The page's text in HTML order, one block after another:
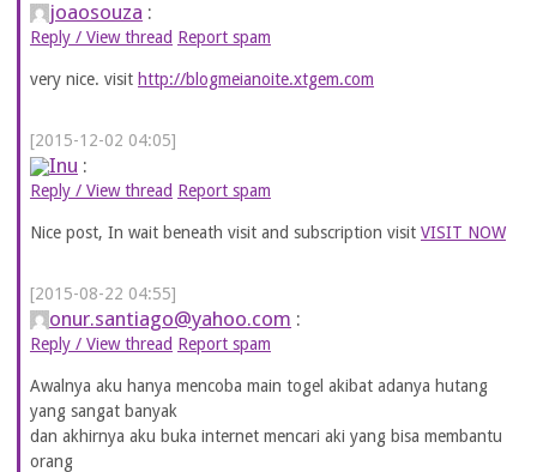
joaosouza :
Reply / View thread Report spam
very nice. visit http://blogmeianoite.xtgem.com
[2015-12-02 04:05]
Inu :
Reply / View thread Report spam
Nice post, In wait beneath visit and subscription visit VISIT NOW
[2015-08-22 04:55]
onur.santiago@yahoo.com :
Reply / View thread Report spam
Awalnya aku hanya mencoba main togel akibat adanya hutang
yang sangat banyak
dan akhirnya aku buka internet mencari aki yang bisa membantu
orang